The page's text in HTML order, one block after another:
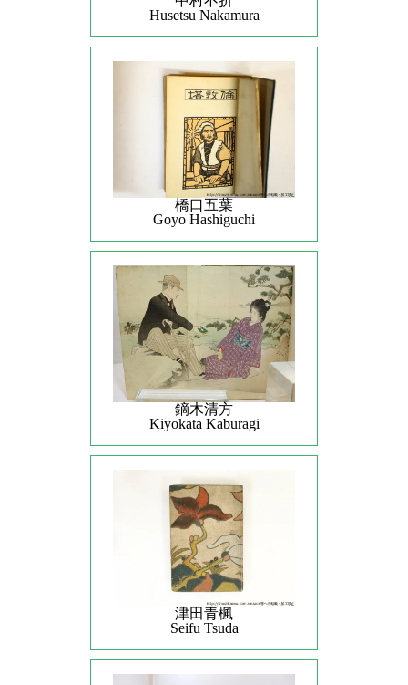
Husetsu Nakamura
橋口五葉
Goyo Hashiguchi
鏑木清方
Kiyokata Kaburagi
津田青楓
Seifu Tsuda